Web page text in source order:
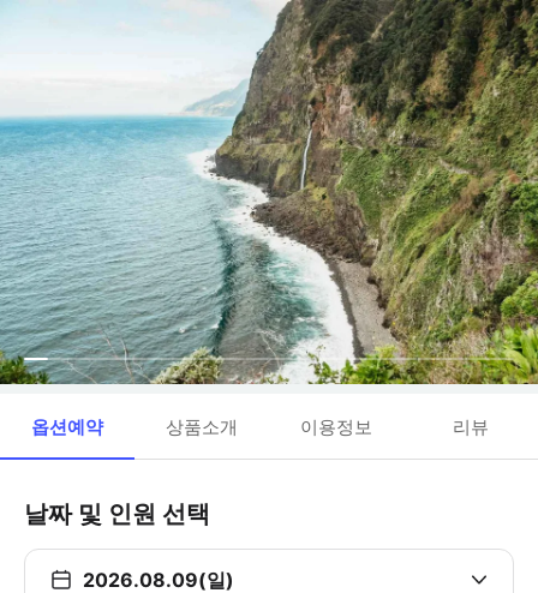
옵션예약 상품소개 이용정보 리뷰
날짜 및 인원 선택
2026.08.09(일)